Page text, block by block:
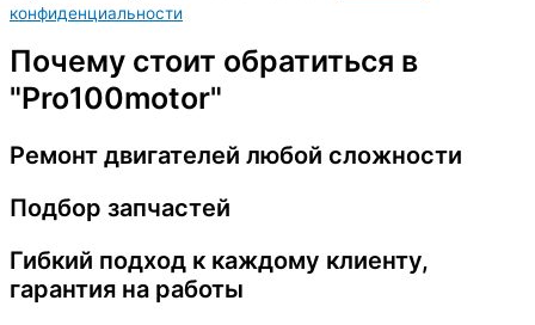
конфиденциальности
Почему стоит обратиться в
"Pro100motor"
Ремонт двигателей любой сложности
Подбор запчастей
Гибкий подход к каждому клиенту,
гарантия на работы